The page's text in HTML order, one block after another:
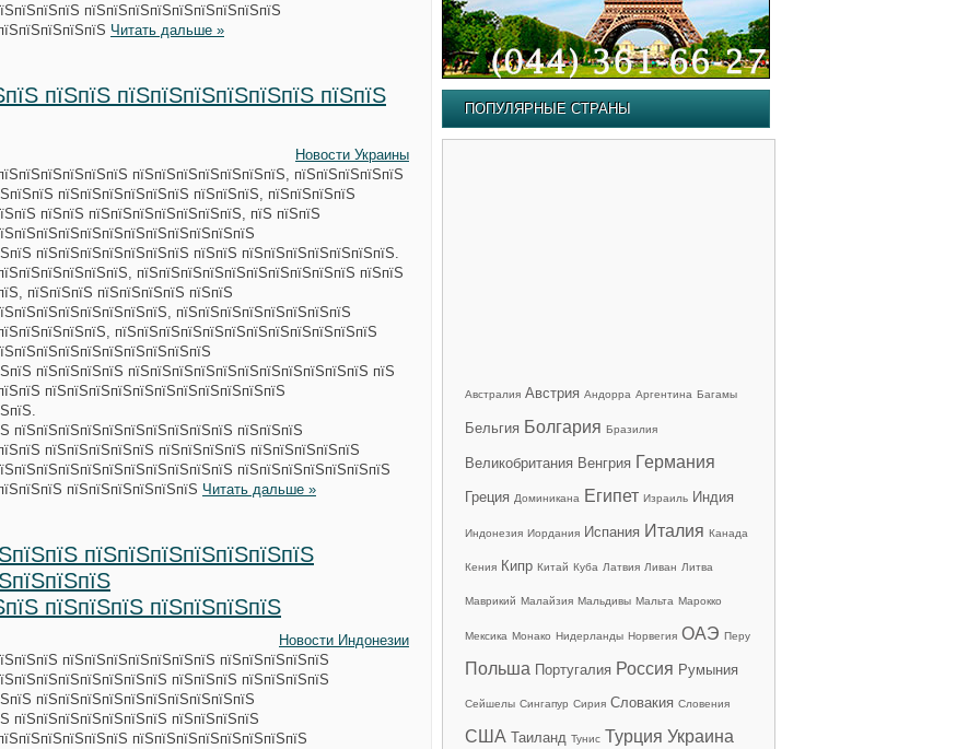
пїЅпїЅпїЅпїЅпїЅпїЅпїЅпїЅпїЅ
Читать дальше »
пїЅпїЅ пїЅпїЅпїЅпїЅпїЅпїЅ пїЅпїЅ
Новости Украины
пїЅпїЅпїЅпїЅпїЅпїЅпїЅ, пїЅпїЅпїЅпїЅпїЅ
пїЅпїЅпїЅпїЅпїЅпїЅ пїЅпїЅпїЅ, пїЅпїЅпїЅпїЅ
пїЅпїЅ пїЅпїЅпїЅпїЅпїЅпїЅпїЅ, пїЅ пїЅпїЅ
пїЅпїЅпїЅпїЅпїЅпїЅпїЅ пїЅпїЅ пїЅпїЅпїЅпїЅпїЅпїЅпїЅ.
пїЅпїЅпїЅпїЅпїЅпїЅпїЅпїЅпїЅпїЅ пїЅпїЅ
пїЅпїЅпїЅ пїЅпїЅпїЅпїЅ пїЅпїЅ
пїЅпїЅпїЅпїЅпїЅпїЅпїЅпїЅ
пїЅпїЅпїЅпїЅпїЅпїЅпїЅпїЅпїЅпїЅпїЅпїЅ
пїЅпїЅпїЅпїЅ пїЅпїЅпїЅпїЅпїЅпїЅпїЅпїЅпїЅпїЅпїЅ пїЅ
пїЅпїЅпїЅпїЅпїЅпїЅпїЅпїЅпїЅпїЅпїЅ
пїЅпїЅпїЅпїЅпїЅпїЅпїЅпїЅпїЅпїЅ пїЅпїЅпїЅ
пїЅпїЅпїЅпїЅпїЅ пїЅпїЅпїЅпїЅ пїЅпїЅпїЅпїЅпїЅ
пїЅпїЅпїЅпїЅпїЅпїЅпїЅ
пїЅпїЅпїЅпїЅпїЅпїЅ Читать дальше »
пїЅпїЅпїЅпїЅпїЅпїЅпїЅ
пїЅпїЅпїЅ пїЅпїЅпїЅпїЅ
Новости Индонезии
пїЅпїЅпїЅпїЅпїЅпїЅпїЅ пїЅпїЅпїЅпїЅпїЅ
пїЅпїЅпїЅ пїЅпїЅпїЅпїЅ
пїЅпїЅпїЅпїЅпїЅпїЅпїЅпїЅпїЅпїЅ
пїЅпїЅпїЅпїЅпїЅпїЅпїЅ пїЅпїЅпїЅпїЅ
пїЅпїЅпїЅпїЅпїЅпїЅпїЅпїЅ
ПОПУЛЯРНЫЕ СТРАНЫ
Австралия Австрия Андорра Аргентина Багамы
Бельгия Болгария Бразилия
Великобритания Венгрия Германия
Греция Доминикана Египет Израиль Индия
Индонезия Иордания Испания Италия Канада
Кения Кипр Китай Куба Латвия Ливан Литва
Маврикий Малайзия Мальдивы Мальта Марокко
Мексика Монако Нидерланды Норвегия ОАЭ Перу
Польша Португалия Россия Румыния
Сейшелы Сингапур Сирия Словакия Словения
США Таиланд Тунис Турция Украина